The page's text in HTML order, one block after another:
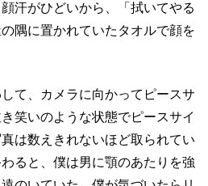
汗がひどいから、「拭いてやる
隅に置かれていたタオルで顔を
て、カメラに向かってピースサ
笑いのような状態でピースサイ
は数えきれないほど取られてい
ると、僕は男に顎のあたりを強